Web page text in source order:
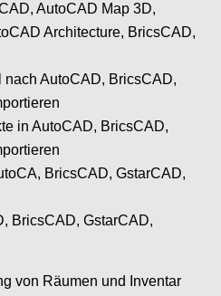
AutoCAD Map 3D,
Architecture, BricsCAD,
nach AutoCAD, BricsCAD,
in AutoCAD, BricsCAD,
BricsCAD, GstarCAD,
BricsCAD, GstarCAD,
von Räumen und Inventar